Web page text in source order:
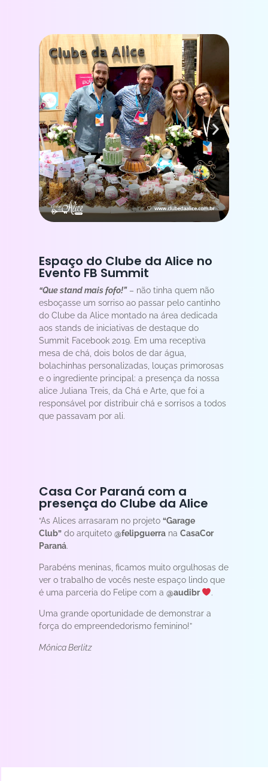
Espaço do Clube da Alice no
Evento FB Summit
“Que stand mais fofo!”– não tinha quem não
esboçasse um sorriso ao passar pelo cantinho
do Clube da Alice montado na área dedicada
aos stands de iniciativas de destaque do
Summit Facebook 2019. Em uma receptiva
mesa de chá, dois bolos de dar água,
bolachinhas personalizadas, louças primorosas
e o ingrediente principal: a presença da nossa
alice Juliana Treis, da Chá e Arte, que foi a
responsável por distribuir chá e sorrisos a todos
que passavam por ali.
Casa Cor Paraná com a
presença do Clube da Alice
“As Alices arrasaram no projeto “Garage
Club” do arquiteto @felipguerra na CasaCor
Paraná.
Parabéns meninas, ficamos muito orgulhosas de
ver o trabalho de vocês neste espaço lindo que
é uma parceria do Felipe com a @audibr .
Uma grande oportunidade de demonstrar a
força do empreendedorismo feminino!”
Mônica Berlitz